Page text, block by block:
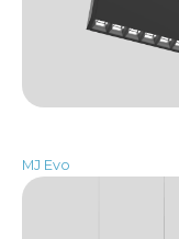
MJ Evo